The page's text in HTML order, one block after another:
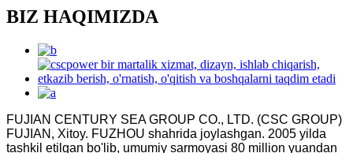
BIZ HAQIMIZDA
FUJIAN CENTURY SEA GROUP CO., LTD. (CSC GROUP)
FUJIAN, Xitoy. FUZHOU shahrida joylashgan. 2005 yilda
tashkil etilgan bo'lib, umumiy sarmoyasi 80 million yuandan